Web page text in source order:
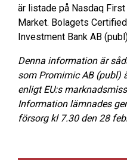
är listade på Nasdaq
Market. Bolagets
Investment Bank AB
Denna information är
som Promimic AB (publ)
enligt EU:s
Information lämnades
försorg kl 7.30 den 28